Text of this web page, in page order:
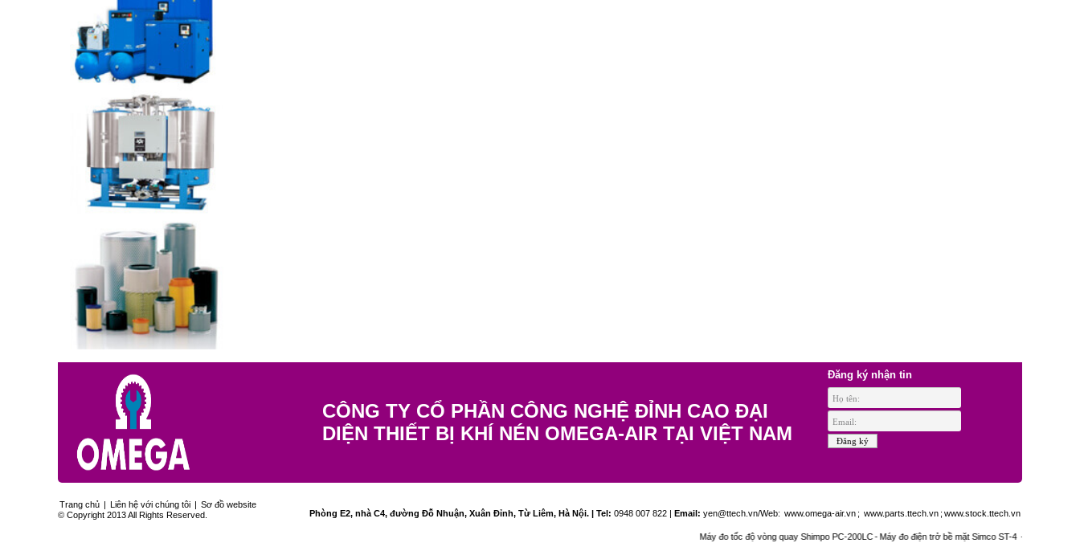
CÔNG TY CỔ PHẦN CÔNG NGHỆ ĐỈNH CAO ĐẠI
DIỆN THIẾT BỊ KHÍ NÉN OMEGA-AIR TẠI VIỆT NAM
Đăng ký nhận tin
Trang chủ | Liên hệ với chúng tôi | Sơ đồ website
© Copyright 2013 All Rights Reserved.
Phòng E2, nhà C4, đường Đỗ Nhuận, Xuân Đỉnh, Từ Liêm, Hà Nội. | Tel: 0948 007 822 | Email: yen@ttech.vn/Web: www.omega-air.vn ; www.parts.ttech.vn ; www.stock.ttech.vn
Máy đo tốc độ vòng quay Shimpo PC-200LC-Máy đo điện trở bề mặt Simco ST-4-Mẫu chuẩn độ cứng